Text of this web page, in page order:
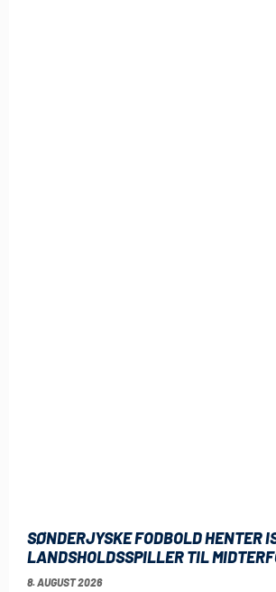
SØNDERJYSKE FODBOLD HENTER
LANDSHOLDSSPILLER TIL
8. AUGUST 2026